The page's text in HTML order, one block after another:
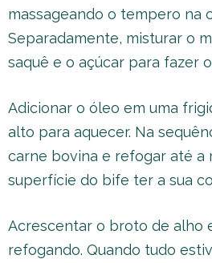
massageando o tempero na
Separadamente, misturar o
saquê e o açúcar para fazer
Adicionar o óleo em uma
alto para aquecer. Na
carne bovina e refogar até a
superfície do bife ter a sua
Acrescentar o broto de alho
refogando. Quando tudo